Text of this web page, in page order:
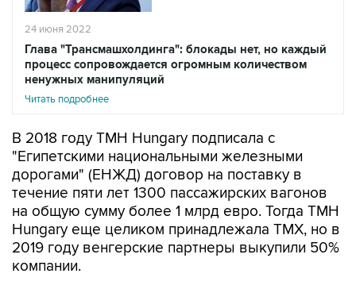
24 июня 2022
Глава "Трансмашхолдинга": блокады нет, но каждый
процесс сопровождается огромным количеством
ненужных манипуляций
Читать подробнее
В 2018 году TMH Hungary подписала с
"Египетскими национальными железными
дорогами" (ЕНЖД) договор на поставку в
течение пяти лет 1300 пассажирских вагонов
на общую сумму более 1 млрд евро. Тогда TMH
Hungary еще целиком принадлежала ТМХ, но в
2019 году венгерские партнеры выкупили 50%
компании.